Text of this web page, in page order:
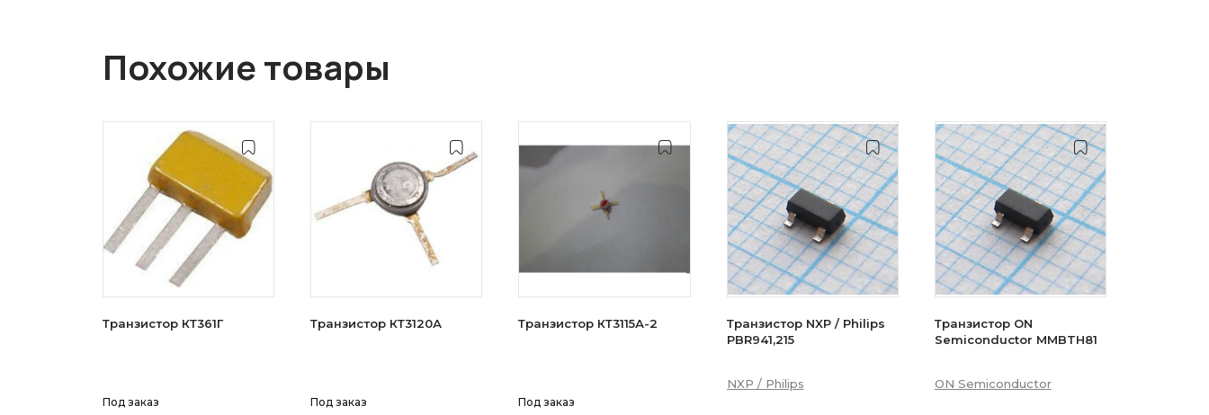
Похожие товары
Транзистор КТ361Г
Под заказ
Транзистор КТ3120А
Под заказ
Транзистор КТ3115А-2
Под заказ
Транзистор NXP / Philips
PBR941,215
NXP / Philips
Транзистор ON
Semiconductor MMBTH81
ON Semiconductor